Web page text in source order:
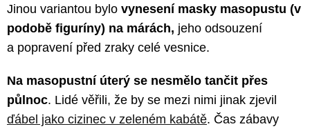
Jinou variantou bylo vynesení masky masopustu (v
podobě figuríny) na márách, jeho odsouzení
a popravení před zraky celé vesnice.
Na masopustní úterý se nesmělo tančit přes
půlnoc. Lidé věřili, že by se mezi nimi jinak zjevil
ďábel jako cizinec v zeleném kabátě. Čas zábavy